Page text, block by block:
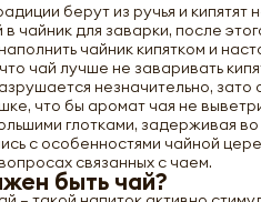
берут из ручья и
чайник для заварки, после
чайник кипятком и
чай лучше не заваривать
незначительно,
что бы аромат чая не
глотками, задерживая
с особенностями чайной
связанных с чаем.
быть чай?